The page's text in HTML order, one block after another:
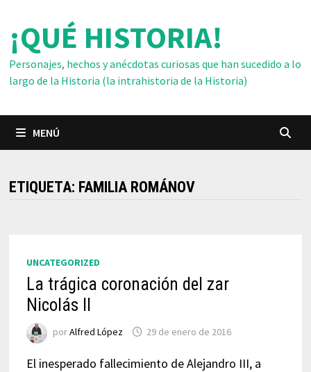
contenido
¡QUÉ HISTORIA!
Personajes, hechos y anécdotas curiosas que han sucedido a lo
largo de la Historia (la intrahistoria de la Historia)
MENÚ
ETIQUETA: FAMILIA ROMÁNOV
UNCATEGORIZED
La trágica coronación del zar
Nicolás II
porAlfred López 29 de enero de 2016
El inesperado fallecimiento de Alejandro III, a